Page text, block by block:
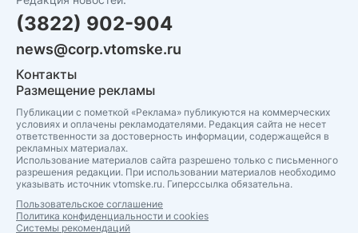
(3822) 902-904
news@corp.vtomske.ru
Контакты
Размещение рекламы
Публикации с пометкой «Реклама» публикуются на коммерческих
условиях и оплачены рекламодателями. Редакция сайта не несет
ответственности за достоверность информации, содержащейся в
рекламных материалах.
Использование материалов сайта разрешено только с письменного
разрешения редакции. При использовании материалов необходимо
указывать источник vtomske.ru. Гиперссылка обязательна.
Пользовательское соглашение
Политика конфиденциальности и cookies
Системы рекомендаций